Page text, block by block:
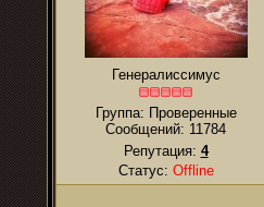
Генералиссимус
Группа: Проверенные
Сообщений: 11784
Репутация: 4
Статус: Offline